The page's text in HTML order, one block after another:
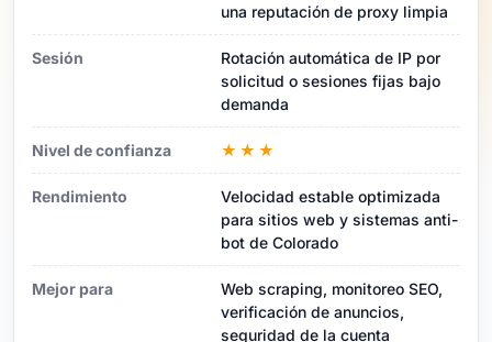
una reputación de proxy limpia
Sesión
Rotación automática de IP por
solicitud o sesiones fijas bajo
demanda
Nivel de confianza ★★★
Rendimiento
Velocidad estable optimizada
para sitios web y sistemas anti-
bot de Colorado
Mejor para
Web scraping, monitoreo SEO,
verificación de anuncios,
seguridad de la cuenta